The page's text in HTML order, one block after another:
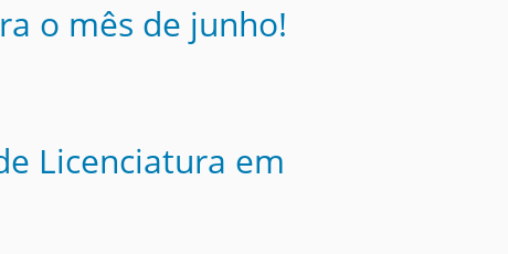
o mês de junho!
Licenciatura em